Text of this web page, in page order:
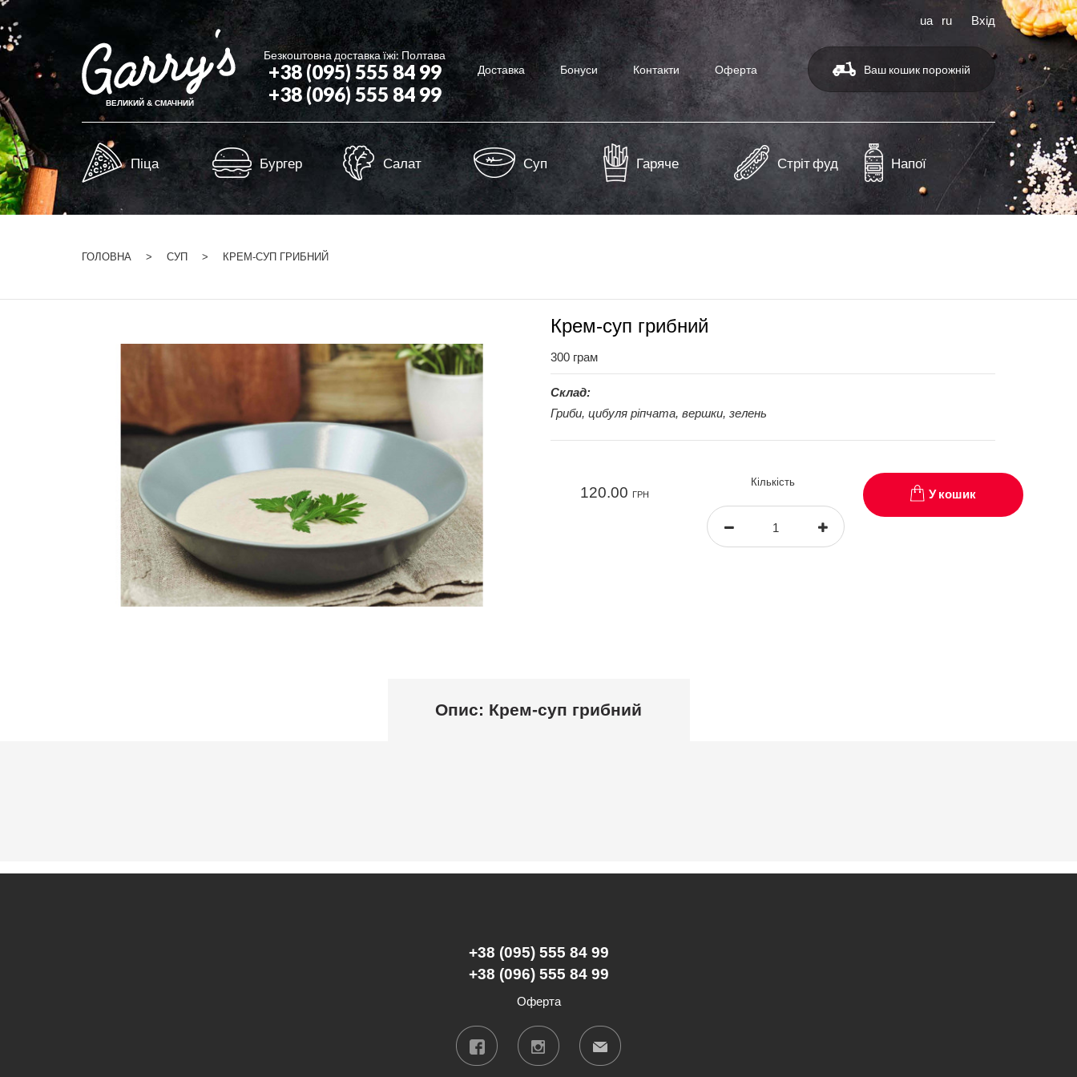
ua ru Вхід
ВЕЛИКИЙ & СМАЧНИЙ
Ваш кошик порожній
Безкоштовна доставка їжі: Полтава
+38 (095) 555 84 99
+38 (096) 555 84 99
Доставка Бонуси Контакти Оферта
Піца Бургер Салат Суп Гаряче Стріт фуд Напої
ГОЛОВНА СУП КРЕМ-СУП ГРИБНИЙ
Крем-суп грибний
300 грам
Склад:
Гриби, цибуля ріпчата, вершки, зелень
120.00 ГРН
Кількість
У кошик
Опис: Крем-суп грибний
+38 (095) 555 84 99
+38 (096) 555 84 99
Оферта